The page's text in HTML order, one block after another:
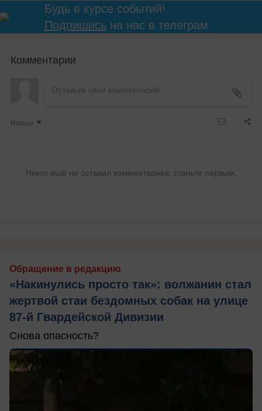
Будь в курсе событий!
Подпишисьна нас в телеграм
Комментарии
Новые
Никто ещё не оставил комментариев, станьте первым.
Обращение в редакцию
«Накинулись просто так»: волжанин стал
жертвой стаи бездомных собак на улице
87-й Гвардейской Дивизии
Снова опасность?